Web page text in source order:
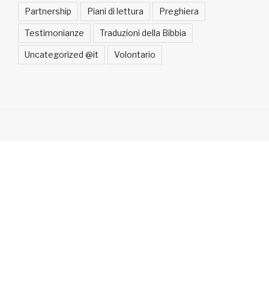
Partnership Piani di lettura Preghiera
Testimonianze Traduzioni della Bibbia
Uncategorized @it Volontario